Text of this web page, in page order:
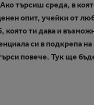
търсиш среда, в
опит, учейки от
която ти дава и
си в подкрепа на
повече. Тук ще